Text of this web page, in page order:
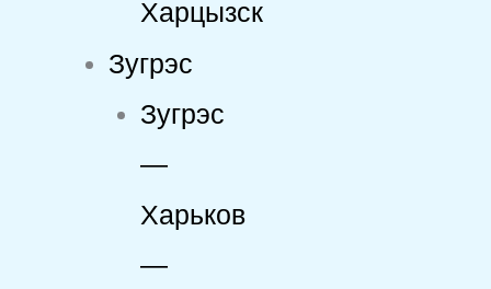
Харцызск
Зугрэс
Зугрэс
—
Харьков
—